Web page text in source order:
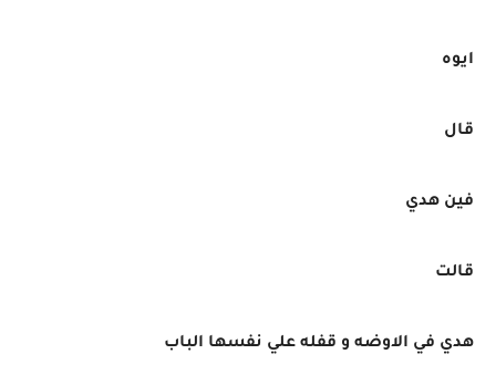
ايوه
قال
فين هدي
قالت
هدي في الاوضه و قفله علي نفسها الباب